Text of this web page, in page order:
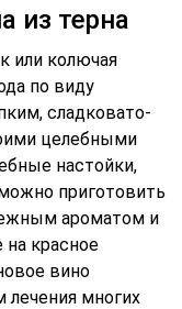
из терна
или колючая
по виду
сладковато-
целебными
настойки,
приготовить
ароматом и
красное
вино
многих